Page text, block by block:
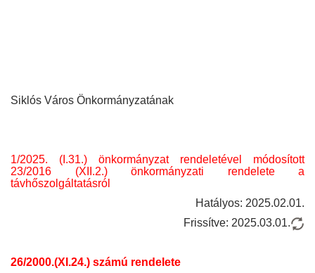
Siklós Város Önkormányzatának
1/2025. (I.31.) önkormányzat rendeletével módosított
23/2016 (XII.2.) önkormányzati rendelete a
távhőszolgáltatásról
Hatályos: 2025.02.01.
Frissítve: 2025.03.01.
26/2000.(XI.24.) számú rendelete